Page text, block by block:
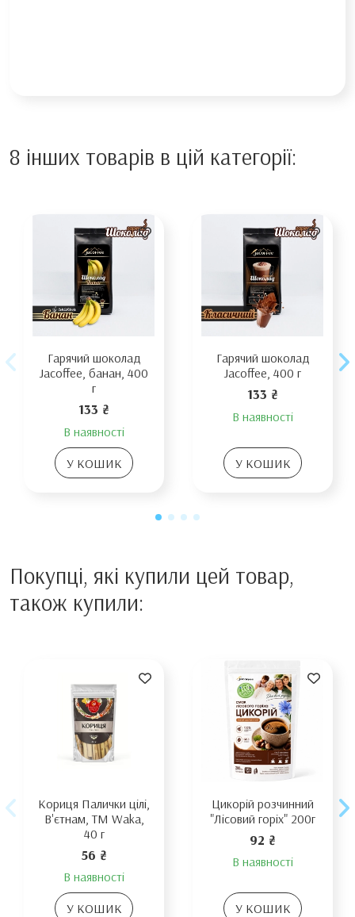
8 інших товарів в цій категорії:
Гарячий шоколад
Jacoffee, банан, 400
г
133 ₴
В наявності
У КОШИК
Гарячий шоколад
Jacoffee, 400 г
133 ₴
В наявності
У КОШИК
Покупці, які купили цей товар,
також купили:
Кориця Палички цілі,
В'єтнам, TM Waka,
40 г
56 ₴
В наявності
У КОШИК
Цикорій розчинний
"Лісовий горіх" 200г
92 ₴
В наявності
У КОШИК